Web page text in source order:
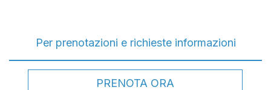
Per prenotazioni e richieste informazioni
PRENOTA ORA